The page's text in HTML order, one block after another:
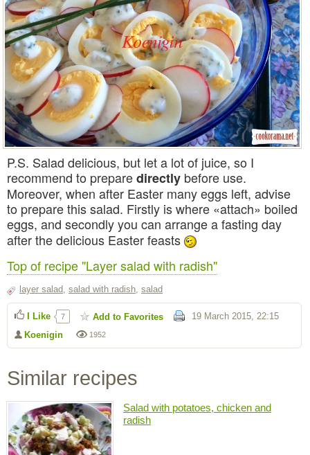
P.S. Salad delicious, but let a lot of juice, so I
recommend to preparedirectly before use.
Moreover, when after Easter many eggs left, advise
to prepare this salad. Firstly is where «attach» boiled
eggs, and secondly you can arrange a fasting day
after the delicious Easter feasts
Top of recipe "Layer salad with radish"
layer salad, salad with radish, salad
1952
Koenigin
19 March 2015, 22:15
I Like 7 Add to Favorites
Similar recipes
Salad with potatoes, chicken and
radish